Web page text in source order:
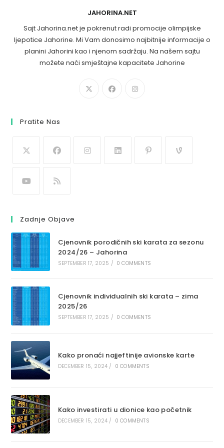
JAHORINA.NET
Sajt Jahorina.net je pokrenut radi promocije olimpijske
ljepotice Jahorine. Mi Vam donosimo najbitnije informacije o
planini Jahorini kao i njenom sadržaju. Na našem sajtu
možete naći smještajne kapacitete Jahorine
Pratite Nas
Zadnje Objave
Cjenovnik porodičnih ski karata za sezonu
2024/26 – Jahorina
SEPTEMBER 17, 2025 / 0 COMMENTS
Cjenovnik individualnih ski karata – zima
2025/26
SEPTEMBER 17, 2025 / 0 COMMENTS
Kako pronaći najjeftinije avionske karte
DECEMBER 15, 2024 / 0 COMMENTS
Kako investirati u dionice kao početnik
DECEMBER 15, 2024 / 0 COMMENTS